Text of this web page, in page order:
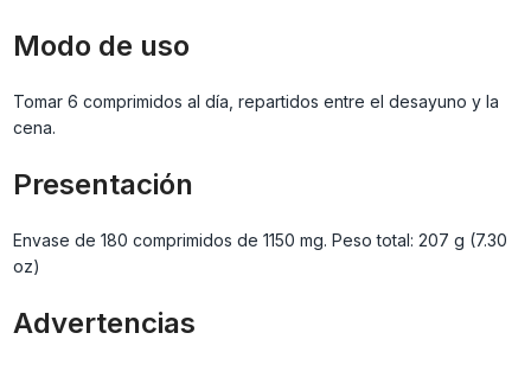
Modo de uso
Tomar 6 comprimidos al día, repartidos entre el desayuno y la
cena.
Presentación
Envase de 180 comprimidos de 1150 mg. Peso total: 207 g (7.30
oz)
Advertencias